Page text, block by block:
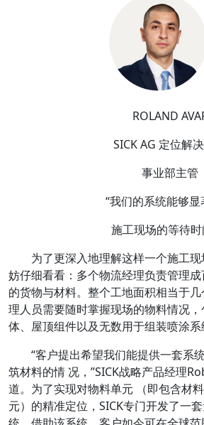
ROLAND
SICK AG 定位解
事业部主管
“我们的系统能够显
施工现场的等待时
为了更深入地理解这样一个施工现
妨仔细看看：多个物流经理负责管理
的货物与材料。整个工地面积相当于
理人员需要随时掌握现场的物料情况
体、屋顶组件以及无数用于组装喷涂系
“客户提出希望我们能提供一套系
筑材料的情 况，”SICK战略产品经理
道。为了实现对物料单元 （即包含材
元）的精准定位，SICK专门开发了一